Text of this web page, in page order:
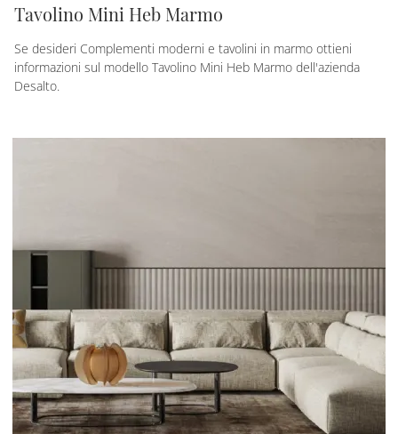
Tavolino Mini Heb Marmo
Se desideri Complementi moderni e tavolini in marmo ottieni
informazioni sul modello Tavolino Mini Heb Marmo dell'azienda
Desalto.